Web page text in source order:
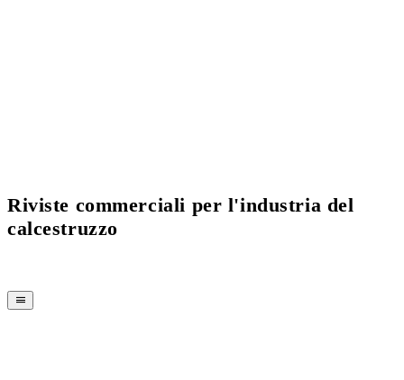
Riviste commerciali per l'industria del
calcestruzzo